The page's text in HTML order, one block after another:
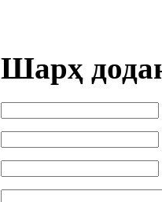
Шарҳ